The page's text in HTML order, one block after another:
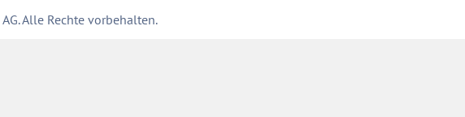
Alle Rechte vorbehalten.